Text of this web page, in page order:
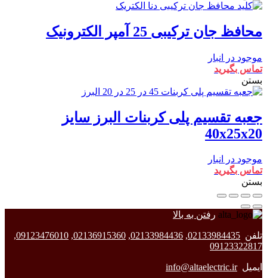
محافظ جان ترکیبی 25 آمپر الکترونیک
موجود در انبار
تماس بگیرید
بستن
جعبه تقسیم پلی کربنات البرز سایز
40x25x20
موجود در انبار
تماس بگیرید
بستن
رفتن به بالا
تلفن 02133984435
,
02133984436
,
02136915360
,
09123476010
,
09123322817
ایمیلinfo@altaelectric.ir